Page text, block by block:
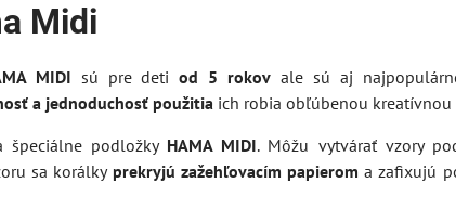
Midi
MIDI sú pre detiod 5 rokov ale sú aj
a jednoduchosť použitia ich robia obľúbenou kreatívnou
špeciálne podložky HAMA MIDI. Môžu vytvárať vzory
sa korálky prekryjú zažehľovacím papierom a zafixujú